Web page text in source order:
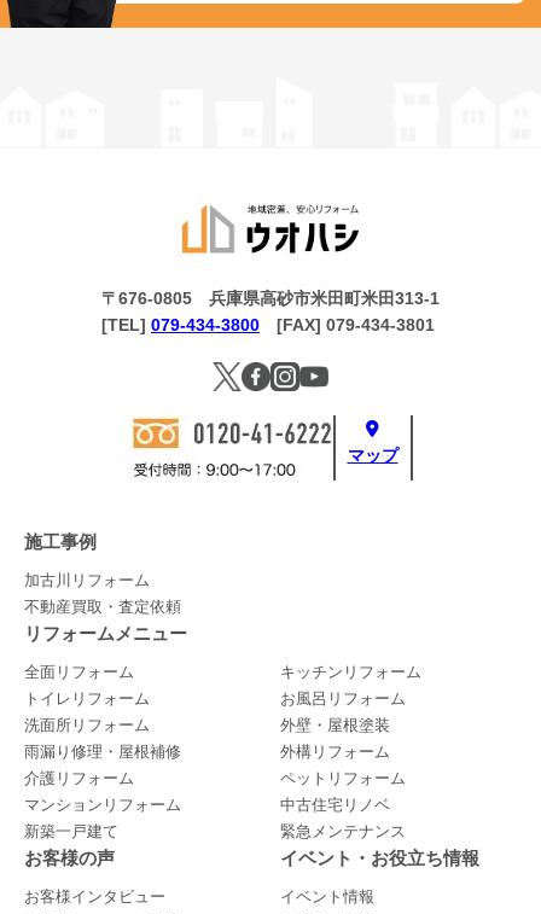
マップ
〒676-0805 兵庫県高砂市米田町米田313-1
[TEL] 079-434-3800 [FAX] 079-434-3801
施工事例
加古川リフォーム
不動産買取・査定依頼
リフォームメニュー
全面リフォーム
キッチンリフォーム
トイレリフォーム
お風呂リフォーム
洗面所リフォーム
外壁・屋根塗装
雨漏り修理・屋根補修
外構リフォーム
介護リフォーム
ペットリフォーム
マンションリフォーム
中古住宅リノベ
新築一戸建て
緊急メンテナンス
お客様の声
お客様インタビュー
イベント・お役立ち情報
イベント情報